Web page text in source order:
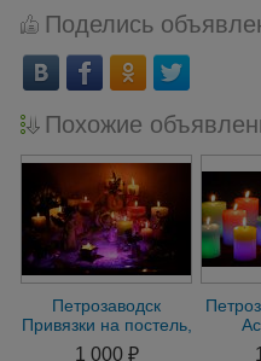
Поделись
Похожие
Петрозаводск
Привязки на постель,
присушки. Помощь в
1 000 ₽